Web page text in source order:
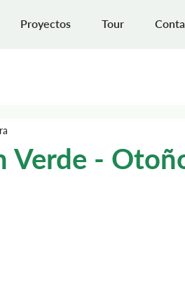
Proyectos Tour
Verde -